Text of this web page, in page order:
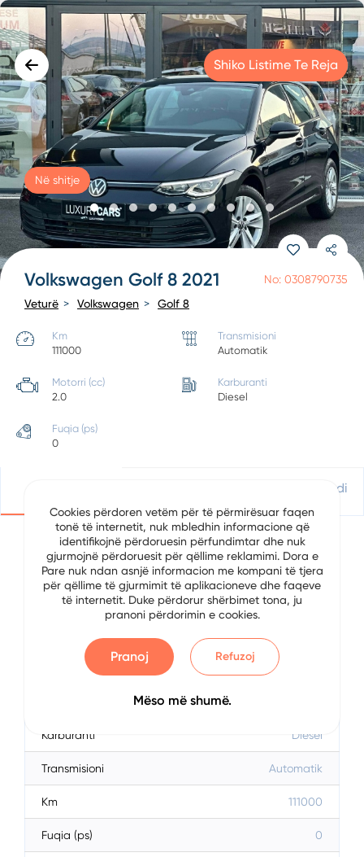
Shiko Listime Te Reja
No: 0308790735
Në shitje
Volkswagen Golf 8 2021
Veturë Volkswagen Golf 8
Km
111000
Transmisioni
Automatik
Motorri (cc)
2.0
Karburanti
Diesel
Fuqia (ps)
0
Apliko Për Kredi
Detajet e Automjetit
Data 7/17/2024
Karburanti Diesel
Transmisioni Automatik
Km 111000
Fuqia (ps) 0
Cookies përdoren vetëm për të përmirësuar faqen
tonë të internetit, nuk mbledhin informacione që
identifikojnë përdoruesin përfundimtar dhe nuk
gjurmojnë përdoruesit për qëllime reklamimi. Dora e
Pare nuk ndan asnjë informacion me kompani të tjera
për qëllime të gjurmimit të aplikacioneve dhe faqeve
të internetit. Duke përdorur shërbimet tona, ju
pranoni përdorimin e cookies.
Pranoj Refuzoj
Mëso më shumë.